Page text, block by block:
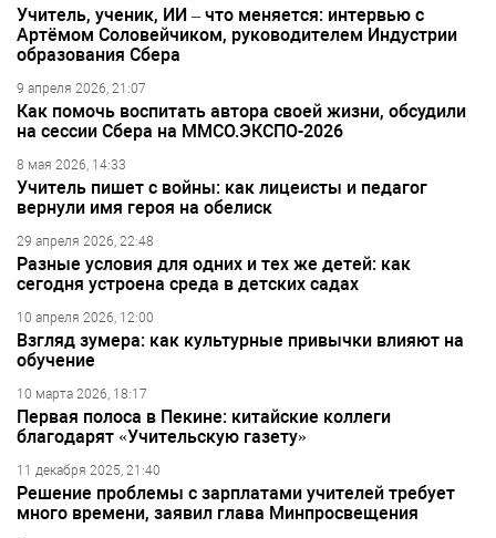
Учитель, ученик, ИИ – что меняется: интервью с
Артёмом Соловейчиком, руководителем Индустрии
образования Сбера
9 апреля 2026, 21:07
Как помочь воспитать автора своей жизни, обсудили
на сессии Сбера на ММСО.ЭКСПО-2026
8 мая 2026, 14:33
Учитель пишет с войны: как лицеисты и педагог
вернули имя героя на обелиск
29 апреля 2026, 22:48
Разные условия для одних и тех же детей: как
сегодня устроена среда в детских садах
10 апреля 2026, 12:00
Взгляд зумера: как культурные привычки влияют на
обучение
10 марта 2026, 18:17
Первая полоса в Пекине: китайские коллеги
благодарят «Учительскую газету»
11 декабря 2025, 21:40
Решение проблемы с зарплатами учителей требует
много времени, заявил глава Минпросвещения